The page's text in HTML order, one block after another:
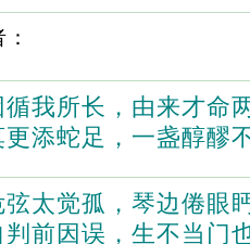
我所长，由来才命
添蛇足，一盏醇醪
太觉孤，琴边倦眼
前因误，生不当门